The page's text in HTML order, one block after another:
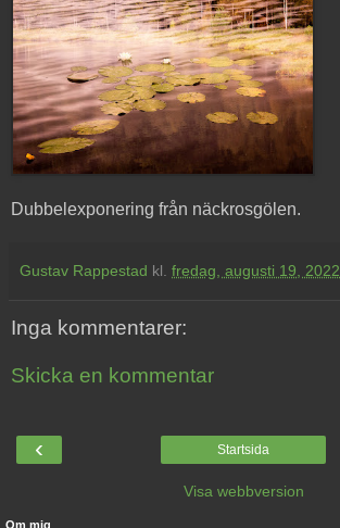
Dubbelexponering från näckrosgölen.
Gustav Rappestad kl. fredag, augusti 19, 2022
Inga kommentarer:
Skicka en kommentar
‹ Startsida
Visa webbversion
Om mig